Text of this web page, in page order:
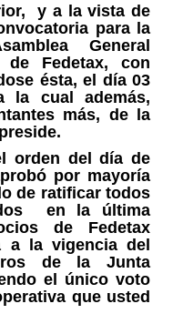
y a la vista de
para la
General
de Fedetax, con
ésta, el día 03
la cual además,
más, de la
del día de
por mayoría
de ratificar todos
en la última
de Fedetax
a la vigencia del
de la Junta
el único voto
que usted